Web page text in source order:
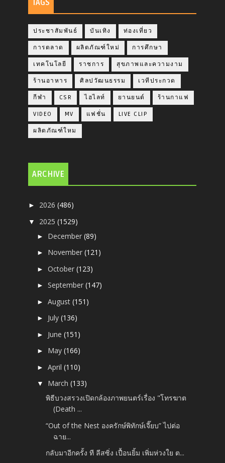
TAGS
ประชาสัมพันธ์ บันเทิง ท่องเที่ยว
การตลาด ผลิตภัณฑ์ใหม่ การศึกษา
เทคโนโลยี ราชการ สุขภาพและความงาม
ร้านอาหาร ศิลปวัฒนธรรม เวทีประกวด
กีฬา CSR ไฮไลท์ ยานยนต์ ร้านกาแฟ
VIDEO MV แฟชั่น LIVE CLIP
ผลิตภัณฑ์ใหม
ARCHIVE
► 2026(486)
▼ 2025(1529)
► December(89)
► November(121)
►October(123)
►September(147)
►August(151)
► July(136)
► June(151)
► May(166)
►April(110)
▼ March(133)
พิธีบวงสรวงเปิดกล้องภาพยนตร์เรื่อง "โทรฆาต
(Death ...
“Out of the Nest องครักษ์พิทักษ์เจี๊ยบ” ไปต่อ
ฉาย...
กลับมาอีกครั้ง ที ลีสซิ่ง เปื้อนยิ้ม เพิ่มห่วงใย ต...